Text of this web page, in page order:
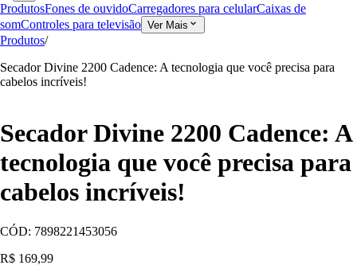
ProdutosFones de ouvidoCarregadores para celularCaixas de
somControles para televisão Ver Mais
Produtos/
Secador Divine 2200 Cadence: A tecnologia que você precisa para
cabelos incríveis!
Secador Divine 2200 Cadence: A
tecnologia que você precisa para
cabelos incríveis!
CÓD: 7898221453056
R$ 169,99